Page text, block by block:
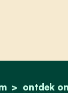
ontdek
evert thys